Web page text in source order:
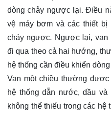
dòng chảy ngược lại. Điều
vệ máy bơm và các thiết
chảy ngược. Ngược lại, van
đi qua theo cả hai hướng,
hệ thống cần điều khiển
Van một chiều thường
hệ thống dẫn nước, dầu và
không thể thiếu trong các hệ